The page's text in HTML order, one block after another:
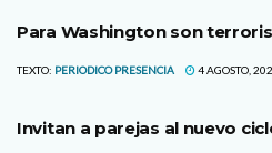
Para Washington son
TEXTO: PERIODICO PRESENCIA 4 AGOSTO,
Invitan a parejas al nuevo